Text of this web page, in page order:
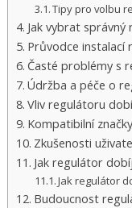
Tipy pro volbu
Jak vybrat
Průvodce instalací
Časté problémy s
Údržba a péče o
Vliv regulátoru
Kompatibilní
Zkušenosti
Jak regulátor
Jak regulátor
Budoucnost